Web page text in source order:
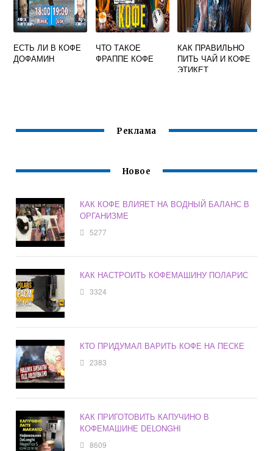
ЕСТЬ ЛИ В КОФЕ
ДОФАМИН
ЧТО ТАКОЕ
ФРАППЕ КОФЕ
КАК ПРАВИЛЬНО
ПИТЬ ЧАЙ И КОФЕ
ЭТИКЕТ
Реклама
Новое
КАК КОФЕ ВЛИЯЕТ НА ВОДНЫЙ БАЛАНС В
ОРГАНИЗМЕ
5277
КАК НАСТРОИТЬ КОФЕМАШИНУ ПОЛАРИС
3324
КТО ПРИДУМАЛ ВАРИТЬ КОФЕ НА ПЕСКЕ
2383
КАК ПРИГОТОВИТЬ КАПУЧИНО В
КОФЕМАШИНЕ DELONGHI
8609